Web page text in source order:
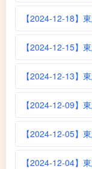
【2024-12-18】
【2024-12-15】
【2024-12-13】
【2024-12-09】
【2024-12-05】
【2024-12-04】